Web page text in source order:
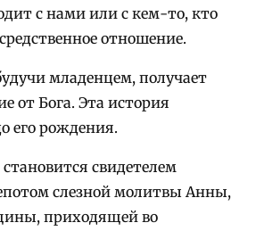
с нами или с кем-то, кто
отношение.
младенцем, получает
от Бога. Эта история
его рождения.
свидетелем
слезной молитвы Анны,
приходящей во